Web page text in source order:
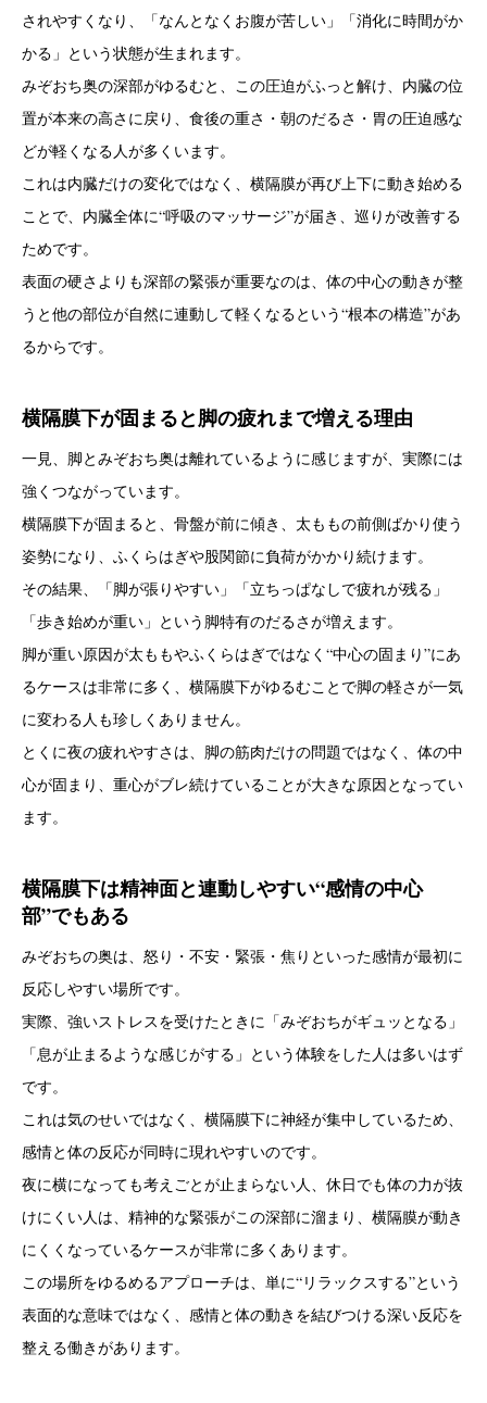
されやすくなり、「なんとなくお腹が苦しい」「消化に時間がか
かる」という状態が生まれます。
みぞおち奥の深部がゆるむと、この圧迫がふっと解け、内臓の位
置が本来の高さに戻り、食後の重さ・朝のだるさ・胃の圧迫感な
どが軽くなる人が多くいます。
これは内臓だけの変化ではなく、横隔膜が再び上下に動き始める
ことで、内臓全体に“呼吸のマッサージ”が届き、巡りが改善する
ためです。
表面の硬さよりも深部の緊張が重要なのは、体の中心の動きが整
うと他の部位が自然に連動して軽くなるという“根本の構造”があ
るからです。
横隔膜下が固まると脚の疲れまで増える理由
一見、脚とみぞおち奥は離れているように感じますが、実際には
強くつながっています。
横隔膜下が固まると、骨盤が前に傾き、太ももの前側ばかり使う
姿勢になり、ふくらはぎや股関節に負荷がかかり続けます。
その結果、「脚が張りやすい」「立ちっぱなしで疲れが残る」
「歩き始めが重い」という脚特有のだるさが増えます。
脚が重い原因が太ももやふくらはぎではなく“中心の固まり”にあ
るケースは非常に多く、横隔膜下がゆるむことで脚の軽さが一気
に変わる人も珍しくありません。
とくに夜の疲れやすさは、脚の筋肉だけの問題ではなく、体の中
心が固まり、重心がブレ続けていることが大きな原因となってい
ます。
横隔膜下は精神面と連動しやすい“感情の中心
部”でもある
みぞおちの奥は、怒り・不安・緊張・焦りといった感情が最初に
反応しやすい場所です。
実際、強いストレスを受けたときに「みぞおちがギュッとなる」
「息が止まるような感じがする」という体験をした人は多いはず
です。
これは気のせいではなく、横隔膜下に神経が集中しているため、
感情と体の反応が同時に現れやすいのです。
夜に横になっても考えごとが止まらない人、休日でも体の力が抜
けにくい人は、精神的な緊張がこの深部に溜まり、横隔膜が動き
にくくなっているケースが非常に多くあります。
この場所をゆるめるアプローチは、単に“リラックスする”という
表面的な意味ではなく、感情と体の動きを結びつける深い反応を
整える働きがあります。